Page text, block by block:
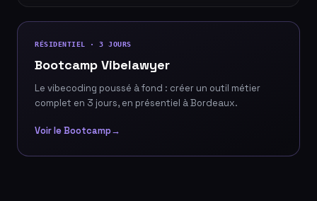
RÉSIDENTIEL · 3 JOURS
Bootcamp Vibelawyer
Le vibecoding poussé à fond : créer un outil métier
complet en 3 jours, en présentiel à Bordeaux.
Voir le Bootcamp→